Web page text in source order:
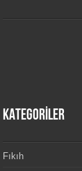
KATEGORİLER
Fıkıh